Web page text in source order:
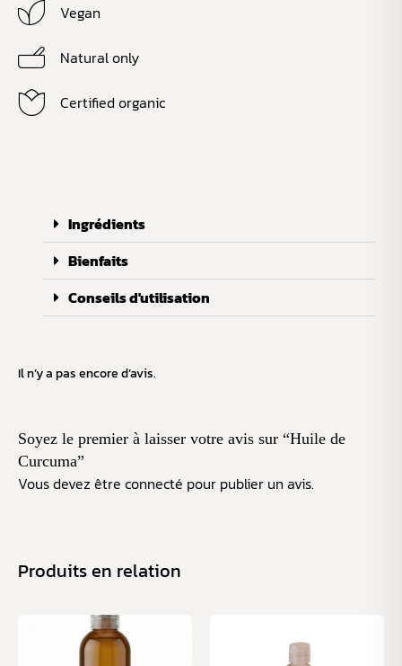
Vegan
Natural only
Certified organic
Ingrédients
Bienfaits
Conseils d'utilisation
Il n’y a pas encore d’avis.
Soyez le premier à laisser votre avis sur “Huile de
Curcuma”
Vous devez être connecté pour publier un avis.
Produits en relation